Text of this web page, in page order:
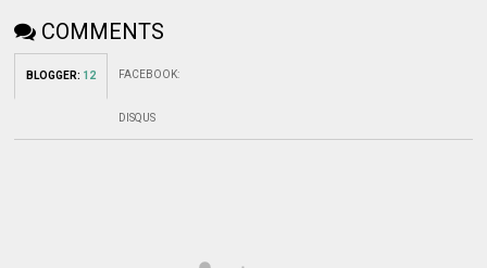
COMMENTS
BLOGGER: 12 FACEBOOK:
DISQUS